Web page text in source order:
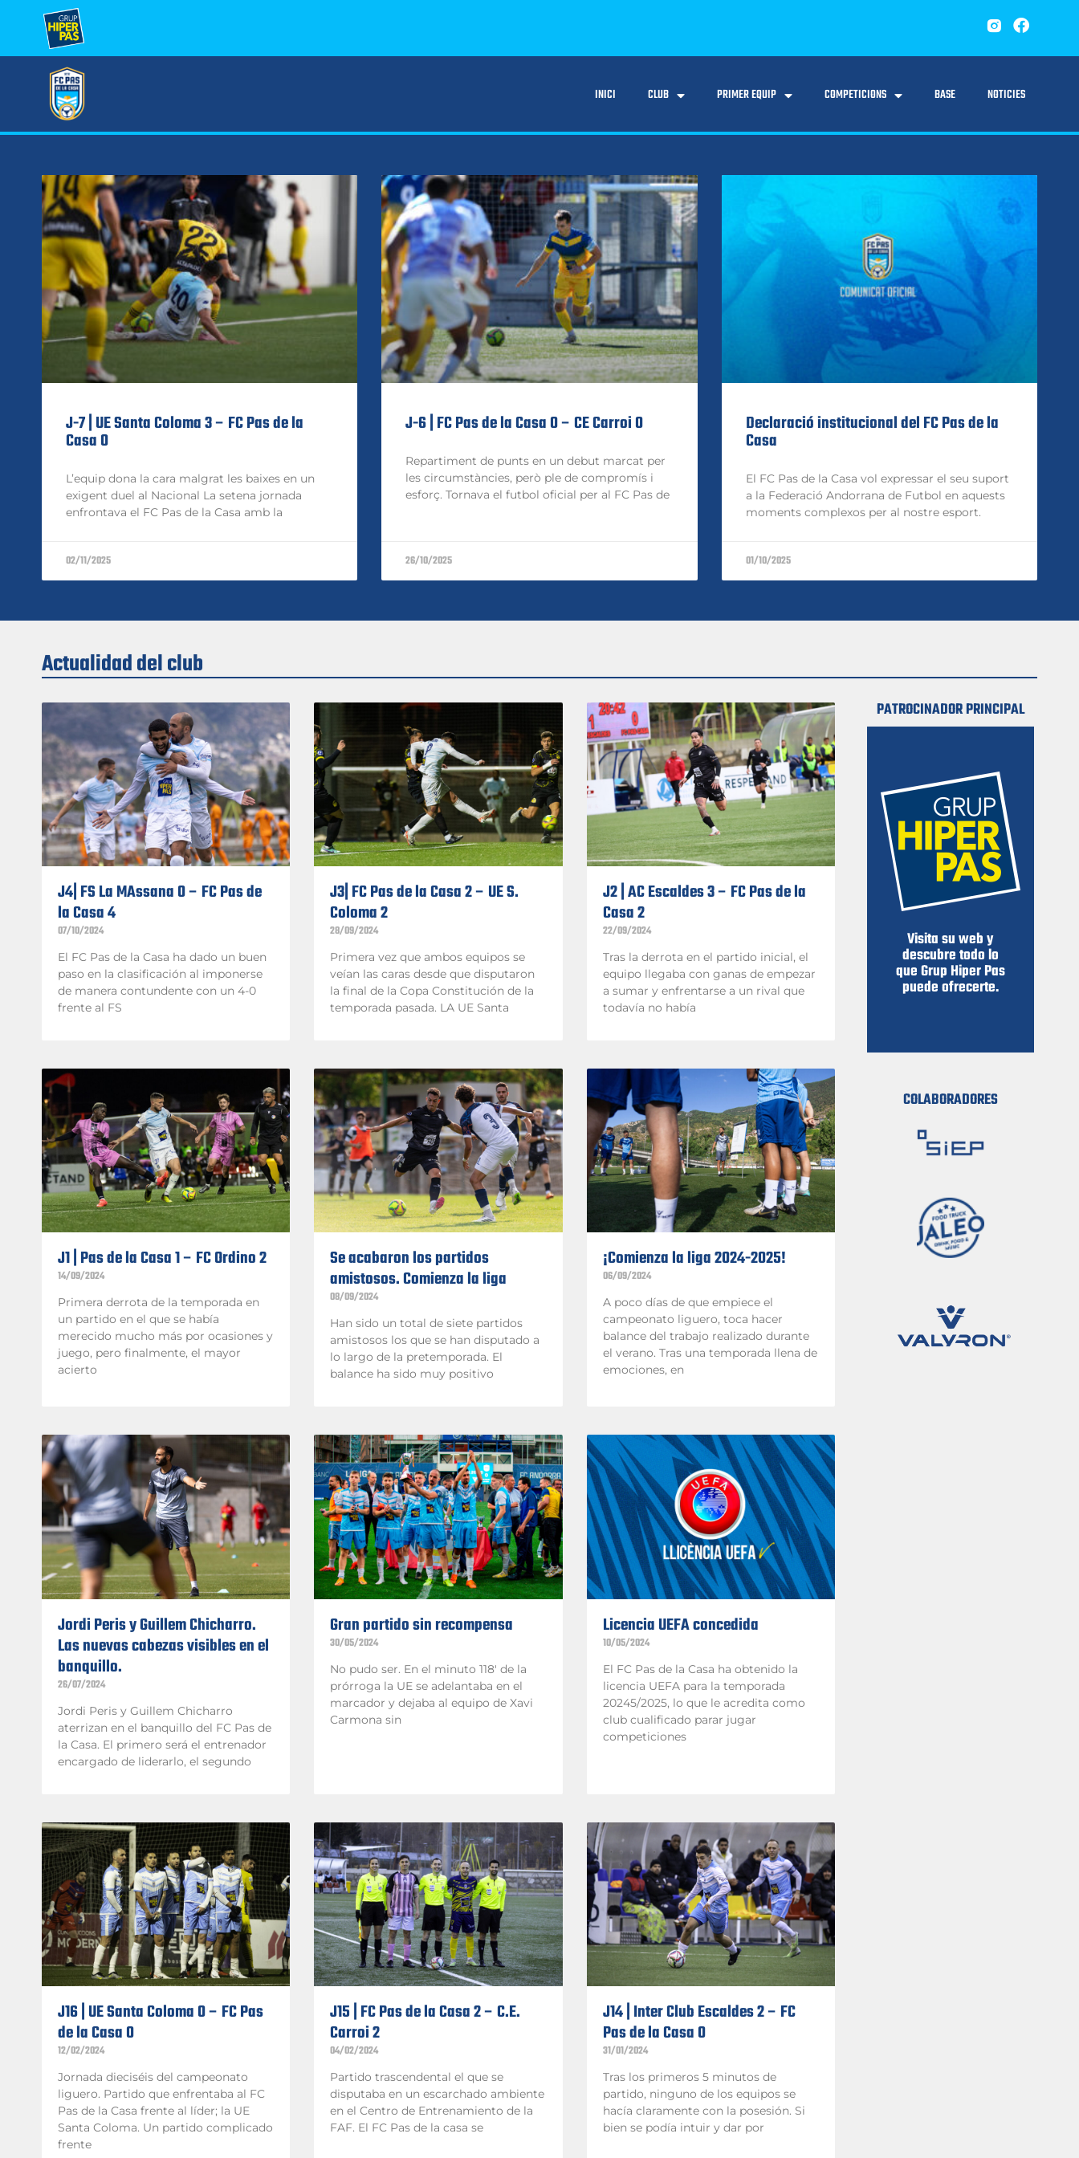
INICI CLUB PRIMER EQUIP COMPETICIONS BASE NOTICIES
J-7 | UE Santa Coloma 3 – FC Pas de la
Casa 0
L’equip dona la cara malgrat les baixes en un
exigent duel al Nacional La setena jornada
enfrontava el FC Pas de la Casa amb la
02/11/2025
J-6 | FC Pas de la Casa 0 – CE Carroi 0
Repartiment de punts en un debut marcat per
les circumstàncies, però ple de compromís i
esforç. Tornava el futbol oficial per al FC Pas de
26/10/2025
Declaració institucional del FC Pas de la
Casa
El FC Pas de la Casa vol expressar el seu suport
a la Federació Andorrana de Futbol en aquests
moments complexos per al nostre esport.
01/10/2025
Actualidad del club
J4| FS La MAssana 0 – FC Pas de
la Casa 4
07/10/2024
El FC Pas de la Casa ha dado un buen
paso en la clasificación al imponerse
de manera contundente con un 4-0
frente al FS
J3| FC Pas de la Casa 2 – UE S.
Coloma 2
28/09/2024
Primera vez que ambos equipos se
veían las caras desde que disputaron
la final de la Copa Constitución de la
temporada pasada. LA UE Santa
J2 | AC Escaldes 3 – FC Pas de la
Casa 2
22/09/2024
Tras la derrota en el partido inicial, el
equipo llegaba con ganas de empezar
a sumar y enfrentarse a un rival que
todavía no había
J1 | Pas de la Casa 1 – FC Ordino 2
14/09/2024
Primera derrota de la temporada en
un partido en el que se había
merecido mucho más por ocasiones y
juego, pero finalmente, el mayor
acierto
Se acabaron los partidos
amistosos. Comienza la liga
08/09/2024
Han sido un total de siete partidos
amistosos los que se han disputado a
lo largo de la pretemporada. El
balance ha sido muy positivo
¡Comienza la liga 2024-2025!
06/09/2024
A poco días de que empiece el
campeonato liguero, toca hacer
balance del trabajo realizado durante
el verano. Tras una temporada llena de
emociones, en
Jordi Peris y Guillem Chicharro.
Las nuevas cabezas visibles en el
banquillo.
26/07/2024
Jordi Peris y Guillem Chicharro
aterrizan en el banquillo del FC Pas de
la Casa. El primero será el entrenador
encargado de liderarlo, el segundo
Gran partido sin recompensa
30/05/2024
No pudo ser. En el minuto 118′ de la
prórroga la UE se adelantaba en el
marcador y dejaba al equipo de Xavi
Carmona sin
Licencia UEFA concedida
10/05/2024
El FC Pas de la Casa ha obtenido la
licencia UEFA para la temporada
20245/2025, lo que le acredita como
club cualificado parar jugar
competiciones
J16 | UE Santa Coloma 0 – FC Pas
de la Casa 0
12/02/2024
Jornada dieciséis del campeonato
liguero. Partido que enfrentaba al FC
Pas de la Casa frente al líder; la UE
Santa Coloma. Un partido complicado
frente
J15 | FC Pas de la Casa 2 – C.E.
Carroi 2
04/02/2024
Partido trascendental el que se
disputaba en un escarchado ambiente
en el Centro de Entrenamiento de la
FAF. El FC Pas de la casa se
J14 | Inter Club Escaldes 2 – FC
Pas de la Casa 0
31/01/2024
Tras los primeros 5 minutos de
partido, ninguno de los equipos se
hacía claramente con la posesión. Si
bien se podía intuir y dar por
PATROCINADOR PRINCIPAL
Visita su web y
descubre todo lo
que Grup Hiper Pas
puede ofrecerte.
COLABORADORES